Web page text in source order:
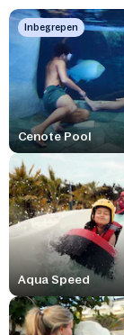
Inbegrepen
Cenote Pool
Aqua Speed